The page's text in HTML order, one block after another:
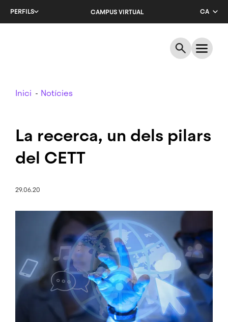
PERFILS CAMPUS VIRTUAL
CA
ES
Breadcrumb
Inici Notícies
La recerca, un dels pilars
del CETT
29.06.20